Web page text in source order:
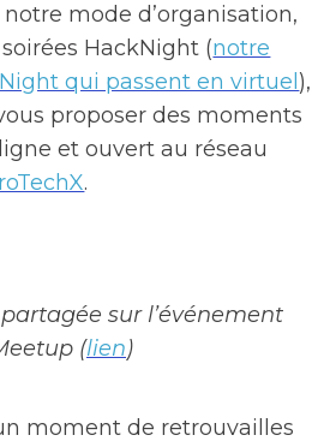
mode d’organisation,
HackNight (notre
qui passent en virtuel ),
proposer des moments
et ouvert au réseau
.
sur l’événement
(lien)
moment de retrouvailles